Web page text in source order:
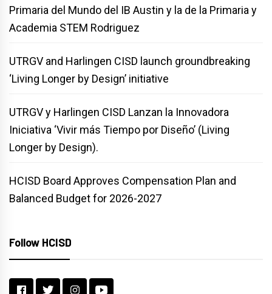
Primaria del Mundo del IB Austin y la de la Primaria y
Academia STEM Rodriguez
UTRGV and Harlingen CISD launch groundbreaking
‘Living Longer by Design’ initiative
UTRGV y Harlingen CISD Lanzan la Innovadora
Iniciativa ‘Vivir más Tiempo por Diseño’ (Living
Longer by Design).
HCISD Board Approves Compensation Plan and
Balanced Budget for 2026-2027
Follow HCISD